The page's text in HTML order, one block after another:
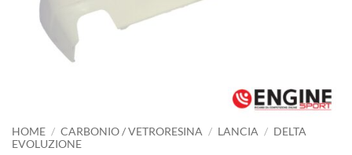
HOME / CARBONIO / VETRORESINA / LANCIA / DELTA
EVOLUZIONE